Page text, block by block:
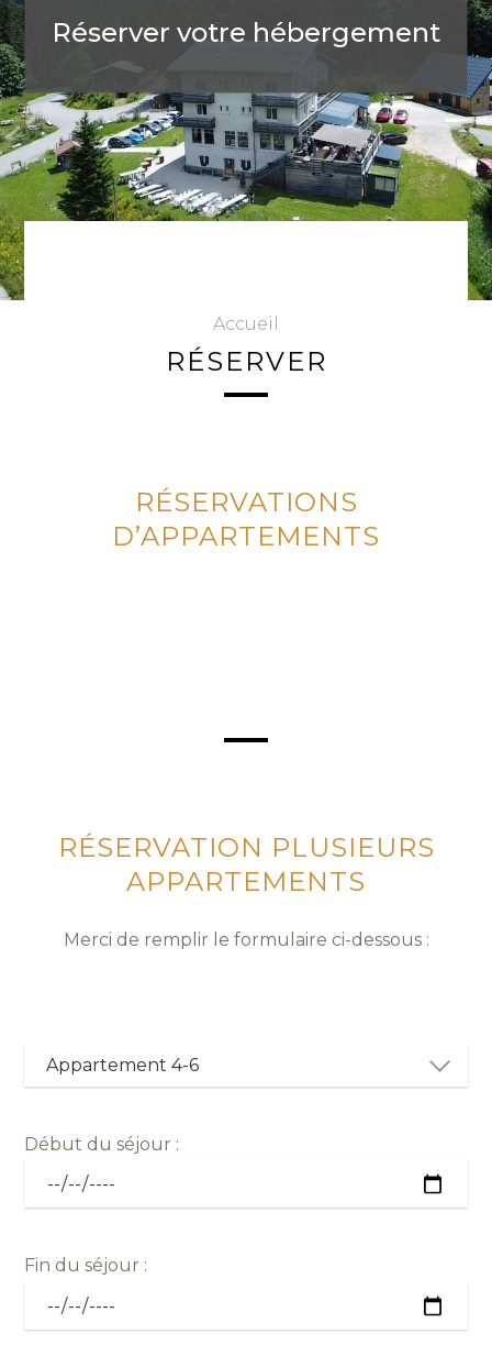
Réserver votre hébergement
Accueil
RÉSERVER
RÉSERVATIONS
D’APPARTEMENTS
RÉSERVATION PLUSIEURS
APPARTEMENTS
Merci de remplir le formulaire ci-dessous :
Début du séjour :
Fin du séjour :